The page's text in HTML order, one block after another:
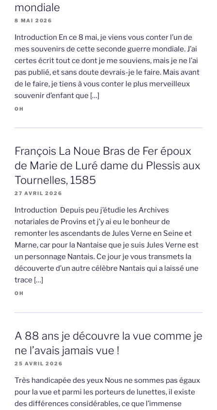
mondiale
8 MAI 2026
Introduction En ce 8 mai, je viens vous conter l’un de
mes souvenirs de cette seconde guerre mondiale. J’ai
certes écrit tout ce dont je me souviens, mais je ne l’ai
pas publié, et sans doute devrais-je le faire. Mais avant
de le faire, je tiens à vous conter le plus merveilleux
souvenir d’enfant que […]
OH
François La Noue Bras de Fer époux
de Marie de Luré dame du Plessis aux
Tournelles, 1585
27 AVRIL 2026
Introduction Depuis peu j’étudie les Archives
notariales de Provins et j’y ai eu le bonheur de
remonter les ascendants de Jules Verne en Seine et
Marne, car pour la Nantaise que je suis Jules Verne est
un personnage Nantais. Ce jour je vous transmets la
découverte d’un autre célèbre Nantais qui a laissé une
trace […]
OH
A 88 ans je découvre la vue comme je
ne l’avais jamais vue !
25 AVRIL 2026
Très handicapée des yeux Nous ne sommes pas égaux
pour la vue et parmi les porteurs de lunettes, il existe
des différences considérables, ce que l’immense